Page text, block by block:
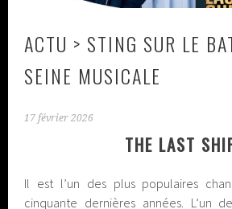
ACTU > STING SUR LE
SEINE MUSICALE
17 février 2026
THE LAST
Il est l’un des plus populaires
cinquante dernières années. L’un